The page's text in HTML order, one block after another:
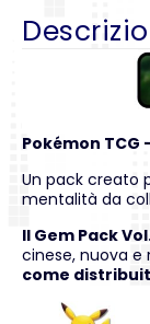
Pokémon TCG
Un pack creato
mentalità da
Il Gem Pack
cinese, nuova e
come